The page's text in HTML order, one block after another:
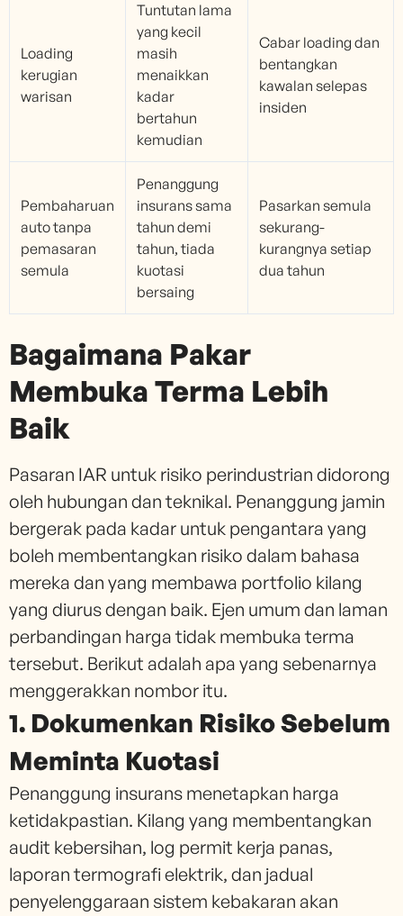
Loading
kerugian
warisan
Tuntutan lama
yang kecil
masih
menaikkan
kadar
bertahun
kemudian
Cabar loading dan
bentangkan
kawalan selepas
insiden
Pembaharuan
auto tanpa
pemasaran
semula
Penanggung
insurans sama
tahun demi
tahun, tiada
kuotasi
bersaing
Pasarkan semula
sekurang-
kurangnya setiap
dua tahun
Bagaimana Pakar
Membuka Terma Lebih
Baik
Pasaran IAR untuk risiko perindustrian didorong
oleh hubungan dan teknikal. Penanggung jamin
bergerak pada kadar untuk pengantara yang
boleh membentangkan risiko dalam bahasa
mereka dan yang membawa portfolio kilang
yang diurus dengan baik. Ejen umum dan laman
perbandingan harga tidak membuka terma
tersebut. Berikut adalah apa yang sebenarnya
menggerakkan nombor itu.
1. Dokumenkan Risiko Sebelum
Meminta Kuotasi
Penanggung insurans menetapkan harga
ketidakpastian. Kilang yang membentangkan
audit kebersihan, log permit kerja panas,
laporan termografi elektrik, dan jadual
penyelenggaraan sistem kebakaran akan